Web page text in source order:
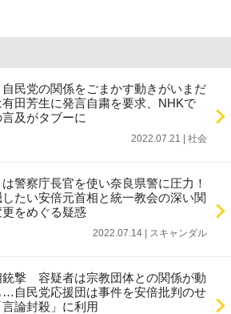
民党の関係をごまかす動きがいまだ
田芳生に発言自粛を要求、NHKで
及がタブーに
2022.07.21 | 社会
警察庁長官を使い奈良県警に圧力！
したい安倍元首相と統一教会の深い関
をめぐる疑惑
2022.07.14 | スキャンダル
銃撃 容疑者は宗教団体との関係が動
…自民党応援団は事件を安倍批判のせ
論封殺」に利用